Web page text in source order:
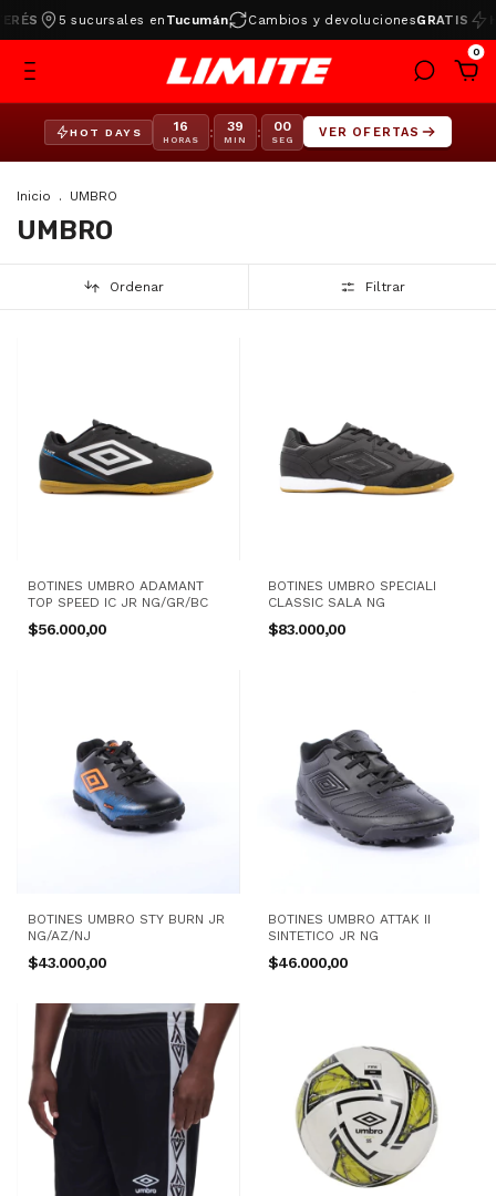
5 sucursales enTucumán Cambios y devolucionesGRATIS
0
HOT DAYS 16
HORAS : 39
MIN : 00
SEG
VER OFERTAS
Inicio . UMBRO
UMBRO
Ordenar Filtrar
BOTINES UMBRO ADAMANT
TOP SPEED IC JR NG/GR/BC
$56.000,00
BOTINES UMBRO SPECIALI
CLASSIC SALA NG
$83.000,00
BOTINES UMBRO STY BURN JR
NG/AZ/NJ
$43.000,00
BOTINES UMBRO ATTAK II
SINTETICO JR NG
$46.000,00